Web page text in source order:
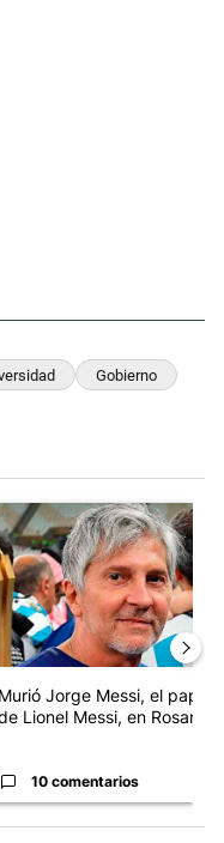
Gobierno
"La Rosada busca
artículo de tendencia con
Murió Jorge Messi, el papá
Lionel Messi, en Rosario
10 comentarios